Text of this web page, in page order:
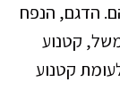
הדגם, הנפח
קטנוע
קטנוע